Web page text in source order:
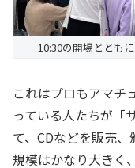
10:30の開場ととも
これはプロもアマチ
っている人たちが「
て、CDなどを販売
規模はかなり大きく